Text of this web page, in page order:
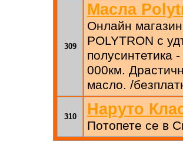
309
Масла
Онлайн
POLYTRON с
полусинтетика
000км.
масло. /
310 Наруто
Потопете се в